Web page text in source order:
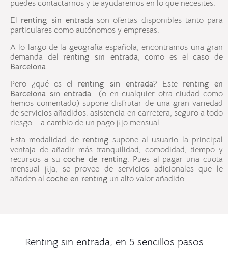
puedes contactarnos y te ayudaremos en lo que necesites.
El renting sin entradason ofertas disponibles tanto para
particulares como autónomos y empresas.
A lo largo de la geografía española, encontramos una gran
demanda del renting sin entrada, como es el caso de
Barcelona.
Pero ¿qué es el renting sin entrada? Este renting en
Barcelona sin entrada(o en cualquier otra ciudad como
hemos comentado) supone disfrutar de una gran variedad
de servicios añadidos: asistencia en carretera, seguro a todo
riesgo… a cambio de un pago fijo mensual.
Esta modalidad de renting supone al usuario la principal
ventaja de añadir más tranquilidad, comodidad, tiempo y
recursos a sucoche de renting. Pues al pagar una cuota
mensual fija, se provee de servicios adicionales que le
añaden al coche en renting un alto valor añadido.
Renting sin entrada, en 5 sencillos pasos